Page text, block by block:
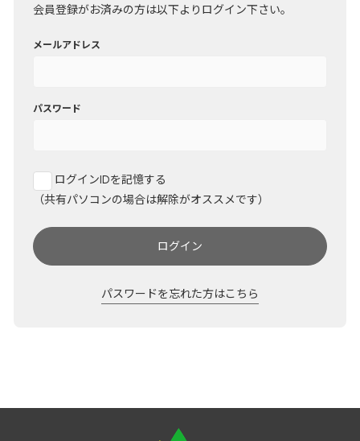
会員登録がお済みの方は以下よりログイン下さい。
メールアドレス
パスワード
ログインIDを記憶する
（共有パソコンの場合は解除がオススメです）
ログイン
パスワードを忘れた方はこちら